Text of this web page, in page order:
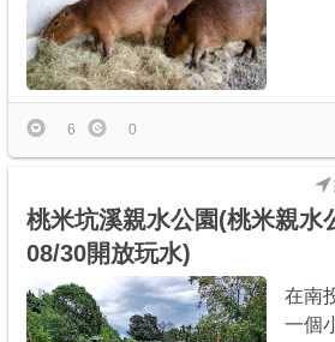
6 0
桃米坑溪親水公園(桃米親水
08/30開放玩水)
在南
一個